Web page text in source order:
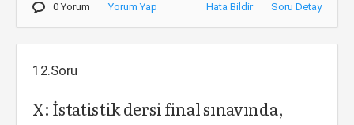
0 Yorum Yorum Yap Hata Bildir Soru Detay
12.Soru
X: İstatistik dersi final sınavında,